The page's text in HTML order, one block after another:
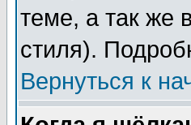
теме, а так же
стиля).
Вернуться к